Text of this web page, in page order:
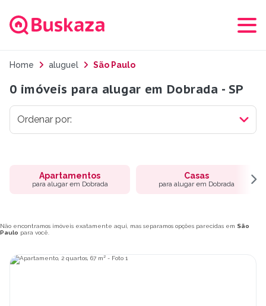
Home aluguel São Paulo
0 imóveis para alugar em Dobrada - SP
Apartamentos
para alugar em Dobrada
Casas
para alugar em Dobrada
Não encontramos imóveis exatamente aqui, mas separamos opções parecidas em São
Paulo para você.